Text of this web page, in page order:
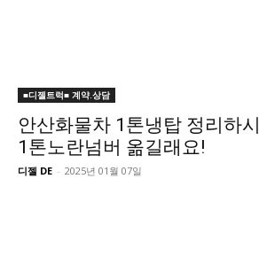
■디젤트럭■ 계약.상담
안산화물차 1톤냉탑 정리하
1톤노란넘버 옮길래요!
디젤 DE - 2025년 01월 07일